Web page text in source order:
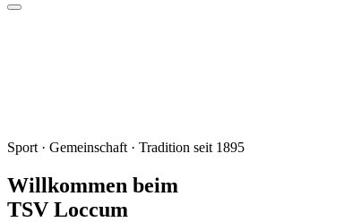
Sport · Gemeinschaft · Tradition seit 1895
Willkommen beim
TSV Loccum